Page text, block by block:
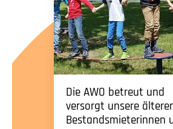
Die AWO betreut und
versorgt unsere
Bestandsmieterinnen